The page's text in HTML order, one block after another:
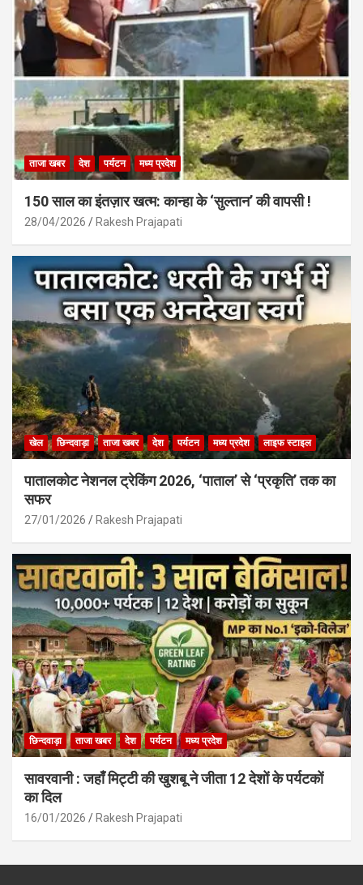
ताजा खबर देश पर्यटन मध्य प्रदेश
150 साल का इंतज़ार खत्म: कान्हा के ‘सुल्तान’ की वापसी !
28/04/2026 Rakesh Prajapati
खेल छिन्दवाड़ा ताजा खबर देश पर्यटन मध्य प्रदेश लाइफ स्टाइल
पातालकोट नेशनल ट्रेकिंग 2026, ‘पाताल’ से ‘प्रकृति’ तक का
सफर
27/01/2026 Rakesh Prajapati
छिन्दवाड़ा ताजा खबर देश पर्यटन मध्य प्रदेश
सावरवानी : जहाँ मिट्टी की खुशबू ने जीता 12 देशों के पर्यटकों
का दिल
16/01/2026 Rakesh Prajapati